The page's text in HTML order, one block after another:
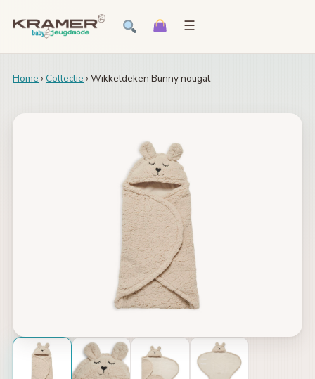
☰
Home › Collectie › Wikkeldeken Bunny nougat